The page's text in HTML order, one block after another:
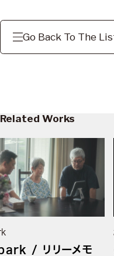
Go Back To The
Related Works
/ リリーメモ